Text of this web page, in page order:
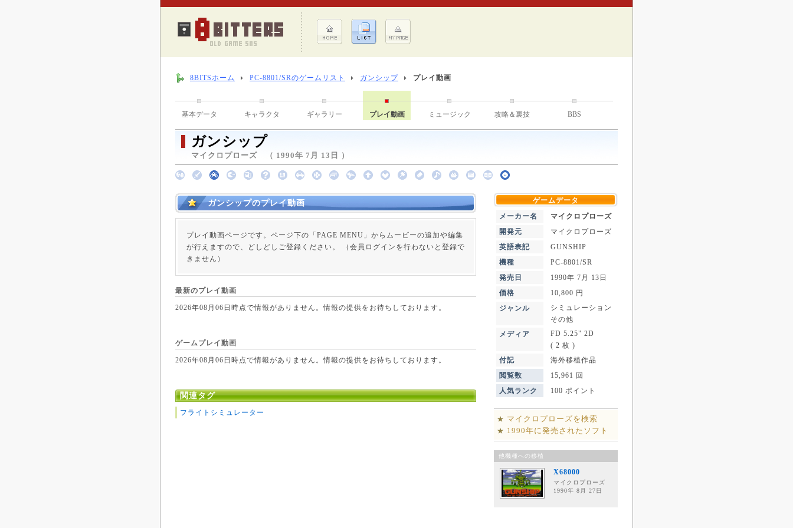
8BITSホーム PC-8801/SRのゲームリスト ガンシップ プレイ動画
基本データ キャラクタ ギャラリー プレイ動画 ミュージック 攻略＆裏技 BBS
ガンシップ
マイクロプローズ （ 1990年 7月 13日 ）
ガンシップのプレイ動画
プレイ動画ページです。ページ下の「PAGE MENU」からムービーの追加や編集
が行えますので、どしどしご登録ください。 （会員ログインを行わないと登録で
きません）
最新のプレイ動画
2026年08月06日時点で情報がありません。情報の提供をお待ちしております。
ゲームプレイ動画
2026年08月06日時点で情報がありません。情報の提供をお待ちしております。
関連タグ
フライトシミュレーター
ゲームデータ
メーカー名
マイクロプローズ
開発元
マイクロプローズ
英語表記
GUNSHIP
機種
PC-8801/SR
発売日
1990年 7月 13日
価格
10,800 円
ジャンル
シミュレーション
その他
メディア
FD 5.25" 2D
( 2 枚 )
付記
海外移植作品
閲覧数
15,961 回
人気ランク
100 ポイント
★ マイクロプローズを検索
★ 1990年に発売されたソフト
他機種への移植
X68000
マイクロプローズ
1990年 8月 27日